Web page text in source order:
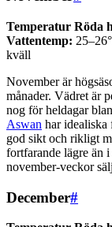
Temperatur Röda
Vattentemp:
kväll
November är
månader. Vädret är
nog för heldagar
Aswan har idealiska
god sikt och rikligt
fortfarande lägre än
november-veckor
December#